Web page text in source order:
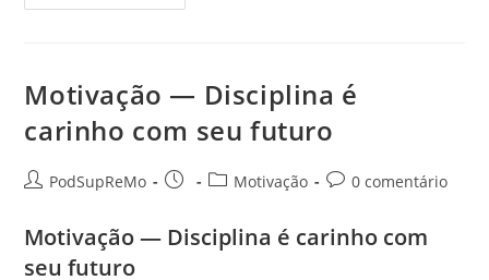
—
Tempo:
Está
Prioridade
Motivação — Disciplina é
carinho com seu futuro
Autor
post:
PodSupReMo
Post
Categoria
post:
Motivação
Comentários
post:
0 comentário
Motivação — Disciplina é carinho com
seu futuro